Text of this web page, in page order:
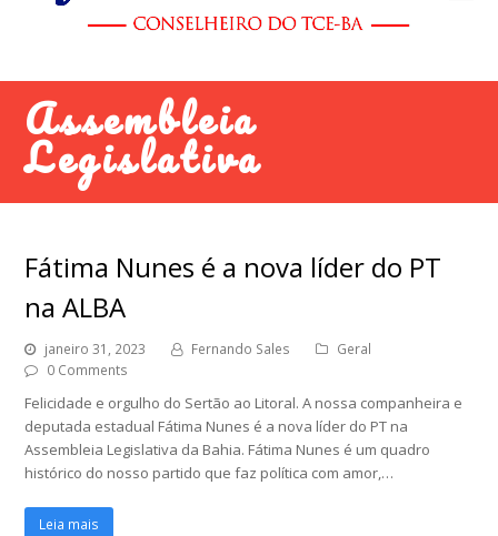
Assembleia
Legislativa
Fátima Nunes é a nova líder do PT
na ALBA
janeiro 31, 2023 Fernando Sales
Geral
0 Comments
Felicidade e orgulho do Sertão ao Litoral. A nossa companheira e
deputada estadual Fátima Nunes é a nova líder do PT na
Assembleia Legislativa da Bahia. Fátima Nunes é um quadro
histórico do nosso partido que faz política com amor,…
Leia mais